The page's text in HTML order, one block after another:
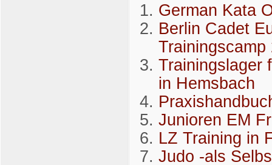
German Kata
Berlin Cadet
Trainingscamp
Trainingslager
in Hemsbach
Junioren EM
LZ Training in
Judo -als